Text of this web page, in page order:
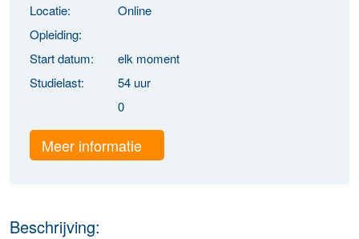
Locatie:
Online
Opleiding:
Start datum:
elk moment
Studielast:
54 uur
0
Meer informatie
Beschrijving: